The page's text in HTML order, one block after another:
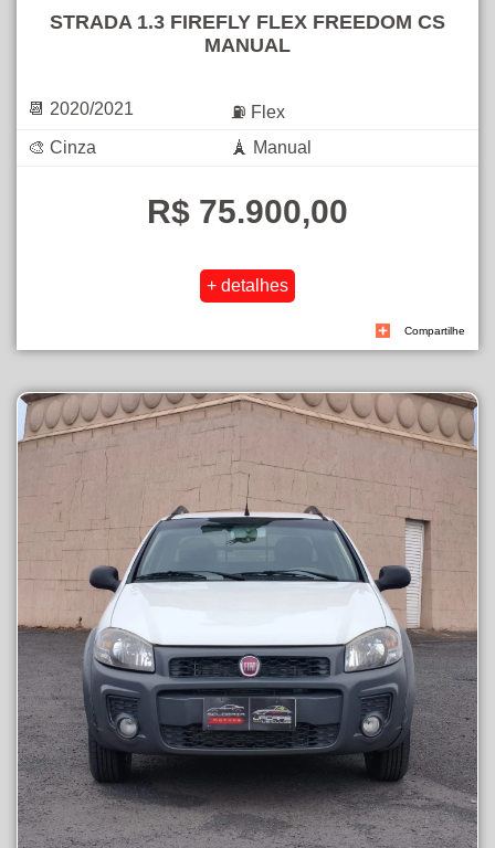
STRADA 1.3 FIREFLY FLEX FREEDOM CS
MANUAL
📆 2020/2021
⛽ Flex
🎨 Cinza
🗼 Manual
R$ 75.900,00
Compartilhe